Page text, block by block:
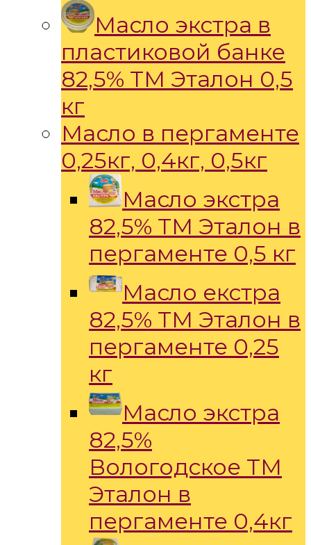
Масло экстра в
пластиковой банке
82,5% ТМ Эталон 0,5
кг
Масло в пергаменте
0,25кг, 0,4кг, 0,5кг
Масло экстра
82,5% ТМ Эталон в
пергаменте 0,5 кг
Масло екстра
82,5% ТМ Эталон в
пергаменте 0,25
кг
Масло экстра
82,5%
Вологодское ТМ
Эталон в
пергаменте 0,4кг